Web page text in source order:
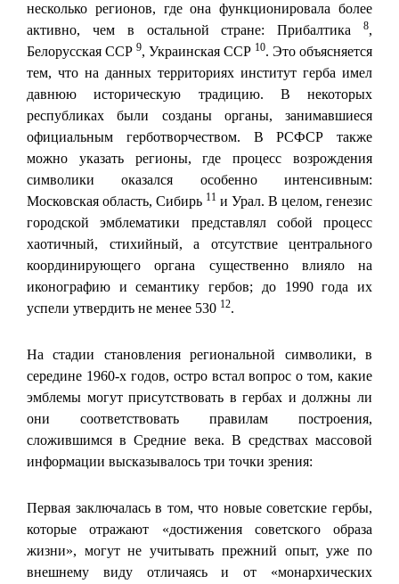
несколько регионов, где она функционировала более
активно, чем в остальной стране: Прибалтика
8,
Белорусская ССР 9, Украинская ССР 10. Это объясняется
тем, что на данных территориях институт герба имел
давнюю историческую традицию. В некоторых
республиках были созданы органы, занимавшиеся
официальным герботворчеством. В РСФСР также
можно указать регионы, где процесс возрождения
символики оказался особенно интенсивным:
Московская область, Сибирь 11 и Урал. В целом, генезис
городской эмблематики представлял собой процесс
хаотичный, стихийный, а отсутствие центрального
координирующего органа существенно влияло на
иконографию и семантику гербов; до 1990 года их
успели утвердить не менее 530 12.
На стадии становления региональной символики, в
середине 1960-х годов, остро встал вопрос о том, какие
эмблемы могут присутствовать в гербах и должны ли
они соответствовать правилам построения,
сложившимся в Средние века. В средствах массовой
информации высказывалось три точки зрения:
Первая заключалась в том, что новые советские гербы,
которые отражают «достижения советского образа
жизни», могут не учитывать прежний опыт, уже по
внешнему виду отличаясь и от «монархических